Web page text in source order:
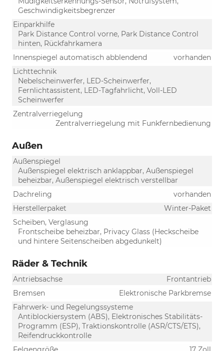
Geschwindigkeitsbegrenzer
Einparkhilfe
Park Distance Control vorne, Park Distance Control
hinten, Rückfahrkamera
Innenspiegel automatisch abblendend
vorhanden
Lichttechnik
Nebelscheinwerfer, LED-Scheinwerfer,
Fernlichtassistent, LED-Tagfahrlicht, Voll-LED
Scheinwerfer
Zentralverriegelung
Zentralverriegelung mit Funkfernbedienung
Außen
Außenspiegel
Außenspiegel elektrisch anklappbar, Außenspiegel
beheizbar, Außenspiegel elektrisch verstellbar
Dachreling
vorhanden
Herstellerpaket
Winter-Paket
Scheiben, Verglasung
Frontscheibe beheizbar, Privacy Glass (Heckscheibe
und hintere Seitenscheiben abgedunkelt)
Räder & Technik
Antriebsachse
Frontantrieb
Bremsen
Elektronische Parkbremse
Fahrwerk- und Regelungssysteme
Antiblockiersystem (ABS), Elektronisches Stabilitäts-
Programm (ESP), Traktionskontrolle (ASR/CTS/ETS),
Reifendruckkontrolle